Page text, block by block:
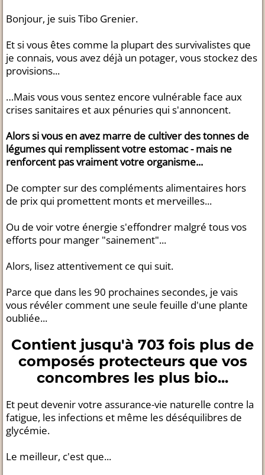
Bonjour, je suis Tibo Grenier.
Et si vous êtes comme la plupart des survivalistes que
je connais, vous avez déjà un potager, vous stockez des
provisions...
…Mais vous vous sentez encore vulnérable face aux
crises sanitaires et aux pénuries qui s'annoncent.
Alors si vous en avez marre de cultiver des tonnes de
légumes qui remplissent votre estomac - mais ne
renforcent pas vraiment votre organisme...
De compter sur des compléments alimentaires hors
de prix qui promettent monts et merveilles...
Ou de voir votre énergie s'effondrer malgré tous vos
efforts pour manger "sainement"...
Alors, lisez attentivement ce qui suit.
Parce que dans les 90 prochaines secondes, je vais
vous révéler comment une seule feuille d'une plante
oubliée...
Contient jusqu'à 703 fois plus de
composés protecteurs que vos
concombres les plus bio...
Et peut devenir votre assurance-vie naturelle contre la
fatigue, les infections et même les déséquilibres de
glycémie.
Le meilleur, c'est que...